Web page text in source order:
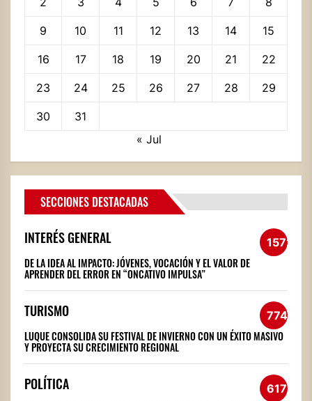
9 10 11 12 13 14 15
16 17 18 19 20 21 22
23 24 25 26 27 28 29
30
31
« Jul
SECCIONES DESTACADAS
INTERÉS GENERAL 1572
DE LA IDEA AL IMPACTO: JÓVENES, VOCACIÓN Y EL VALOR DE
APRENDER DEL ERROR EN “ONCATIVO IMPULSA”
TURISMO 774
LUQUE CONSOLIDA SU FESTIVAL DE INVIERNO CON UN ÉXITO MASIVO
Y PROYECTA SU CRECIMIENTO REGIONAL
POLÍTICA 617